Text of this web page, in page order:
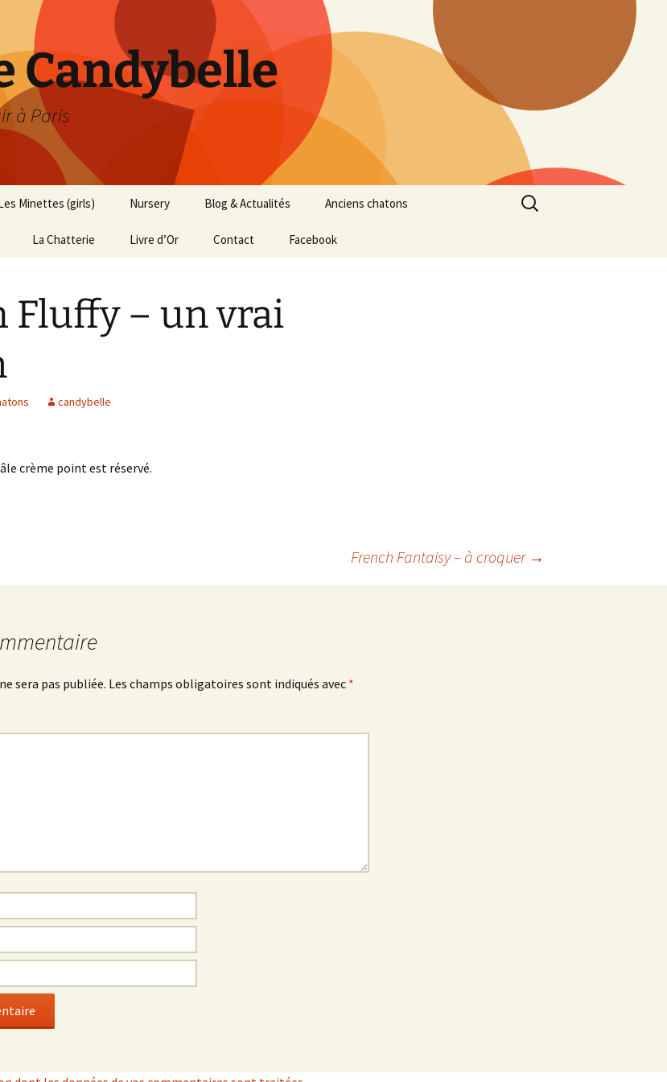
Candybelle
à Paris
Minettes (girls) Nursery Blog & Actualités Anciens chatons
La Chatterie Livre d’Or Contact Facebook
Rechercher :
Fluffy – un vrai
candybelle
crème point est réservé.
French Fantaisy – à croquer →
sera pas publiée. Les champs obligatoires sont indiqués avec *